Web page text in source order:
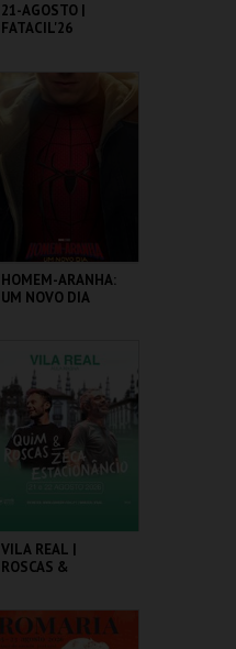
21-AGOSTO |
FATACIL'26
HOMEM-ARANHA:
UM NOVO DIA
AUDITÓRIO
MUNICIPAL
MAIS INFO
COMPRAR
VILA REAL |
ROSCAS &
AULA MAGNA -
UTAD